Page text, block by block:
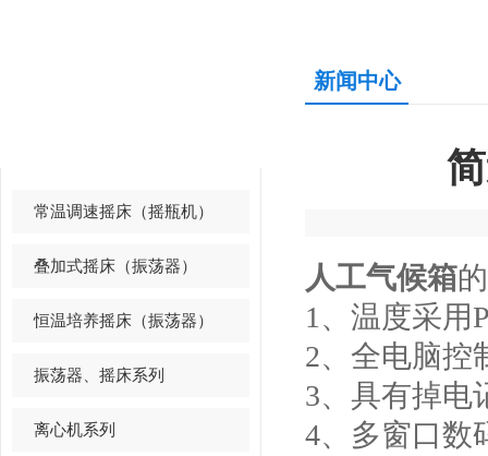
常温调速摇床（摇瓶机）
叠加式摇床（振荡器）
恒温培养摇床（振荡器）
振荡器、摇床系列
离心机系列
新闻中心
人工气候箱
1、温度采用
2、全电脑控
3、具有掉电
4、多窗口数